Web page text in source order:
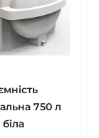
750 л